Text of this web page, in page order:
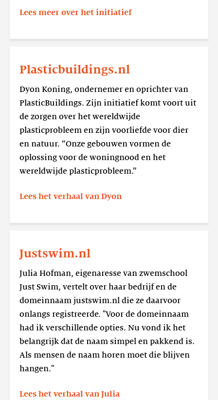
Lees meer over het initiatief
Plasticbuildings.nl
Dyon Koning, ondernemer en oprichter van
PlasticBuildings. Zijn initiatief komt voort uit
de zorgen over het wereldwijde
plasticprobleem en zijn voorliefde voor dier
en natuur. “Onze gebouwen vormen de
oplossing voor de woningnood en het
wereldwijde plasticprobleem.”
Lees het verhaal van Dyon
meer
Justswim.nl
Julia Hofman, eigenaresse van zwemschool
Just Swim, vertelt over haar bedrijf en de
domeinnaam justswim.nl die ze daarvoor
onlangs registreerde. "Voor de domeinnaam
had ik verschillende opties. Nu vond ik het
belangrijk dat de naam simpel en pakkend is.
Als mensen de naam horen moet die blijven
hangen."
Lees het verhaal van Julia
meer
Justswim.nl